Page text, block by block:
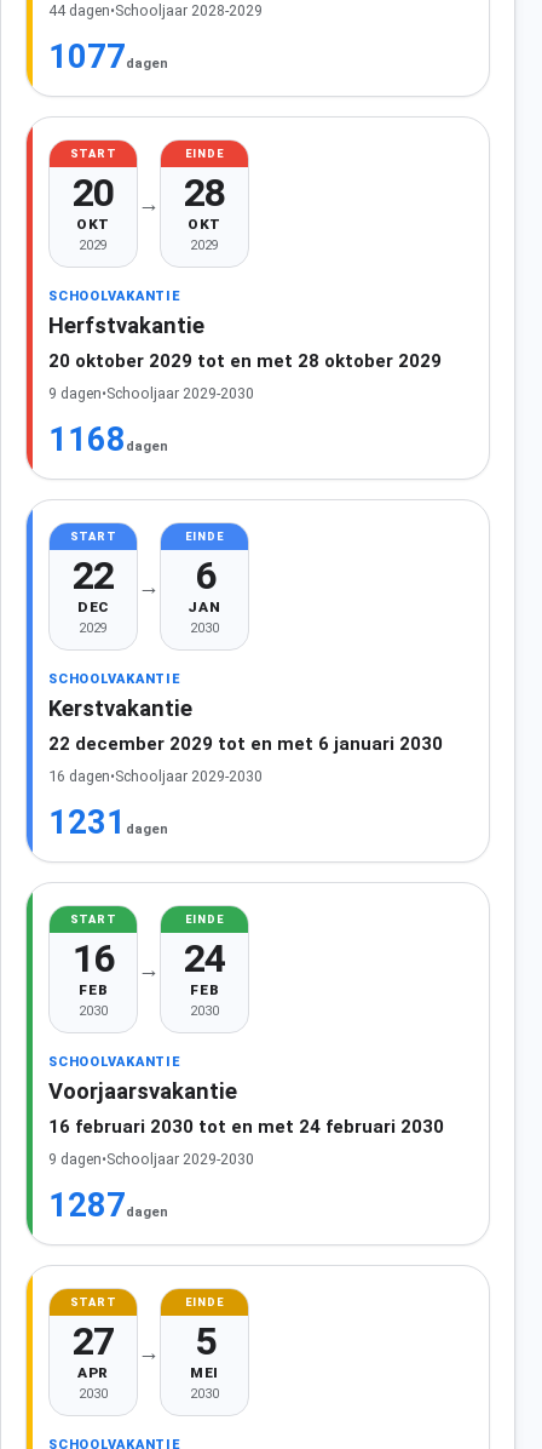
44 dagen•Schooljaar 2028-2029
1077dagen
START
20
OKT
2029
→
EINDE
28
OKT
2029
SCHOOLVAKANTIE
Herfstvakantie
20 oktober 2029 tot en met 28 oktober 2029
9 dagen•Schooljaar 2029-2030
1168 dagen
START
22
DEC
2029
→
EINDE
6
JAN
2030
SCHOOLVAKANTIE
Kerstvakantie
22 december 2029 tot en met 6 januari 2030
16 dagen•Schooljaar 2029-2030
1231 dagen
START
16
FEB
2030
→
EINDE
24
FEB
2030
SCHOOLVAKANTIE
Voorjaarsvakantie
16 februari 2030 tot en met 24 februari 2030
9 dagen•Schooljaar 2029-2030
1287dagen
START
27
APR
2030
→
EINDE
5
MEI
2030
SCHOOLVAKANTIE